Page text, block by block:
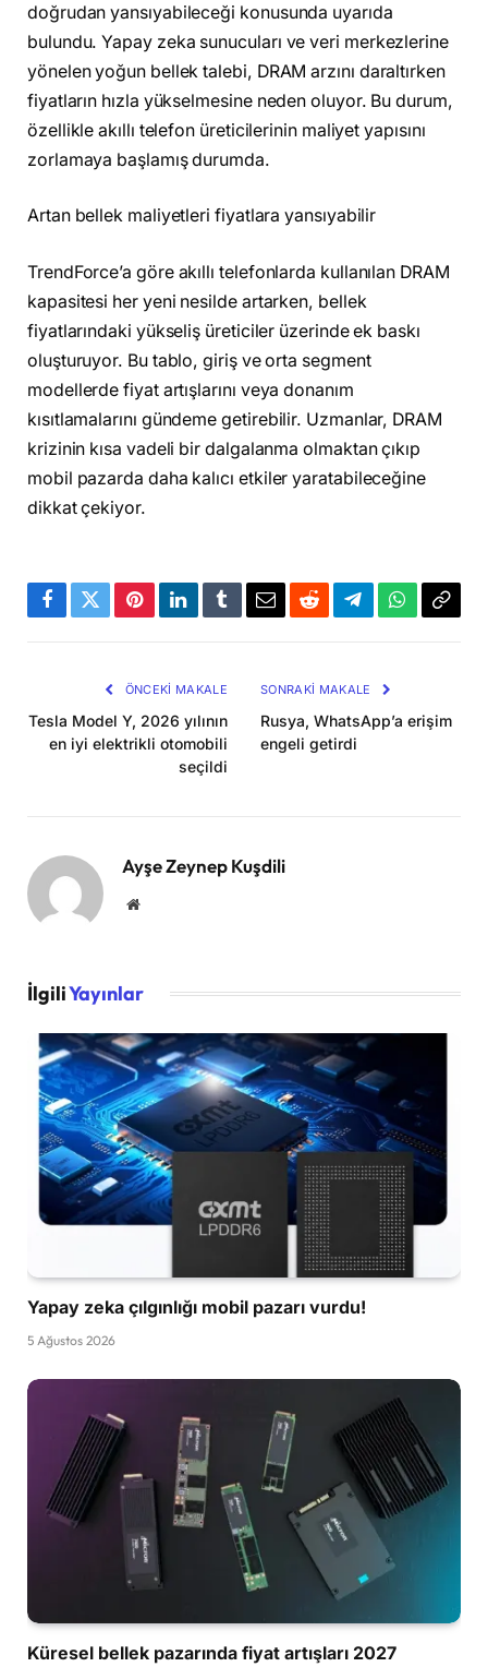
doğrudan yansıyabileceği konusunda uyarıda
bulundu. Yapay zeka sunucuları ve veri merkezlerine
yönelen yoğun bellek talebi, DRAM arzını daraltırken
fiyatların hızla yükselmesine neden oluyor. Bu durum,
özellikle akıllı telefon üreticilerinin maliyet yapısını
zorlamaya başlamış durumda.
Artan bellek maliyetleri fiyatlara yansıyabilir
TrendForce’a göre akıllı telefonlarda kullanılan DRAM
kapasitesi her yeni nesilde artarken, bellek
fiyatlarındaki yükseliş üreticiler üzerinde ek baskı
oluşturuyor. Bu tablo, giriş ve orta segment
modellerde fiyat artışlarını veya donanım
kısıtlamalarını gündeme getirebilir. Uzmanlar, DRAM
krizinin kısa vadeli bir dalgalanma olmaktan çıkıp
mobil pazarda daha kalıcı etkiler yaratabileceğine
dikkat çekiyor.
Facebook
TwitterPinterestLinkedInTumblrEmailRedditTelegramWhatsApp
ÖNCEKI MAKALE
Tesla Model Y, 2026 yılının
en iyi elektrikli otomobili
seçildi
SONRAKI MAKALE
Rusya, WhatsApp’a erişim
engeli getirdi
Ayşe Zeynep Kuşdili
Website
İlgiliYayınlar
Yapay zeka çılgınlığı mobil pazarı vurdu!
5 Ağustos 2026
Küresel bellek pazarında fiyat artışları 2027